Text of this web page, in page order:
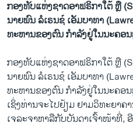
ພາສາຕ່າງໆ
ກອງທັບ​ແຫ່ງຊາດອາຟຣິກາໃຕ້ ຫຼື
ນາຍພົນ ລໍເຣນຊ໌ ເອັມບາທາ
ທະຫານຂອງຕົນ ກຳລັງຢູ່ໃນນະຄອ
ກອງທັບ​ແຫ່ງຊາດອາຟຣິກາໃຕ້ ຫຼື
ນາຍພົນ ລໍເຣນຊ໌ ເອັມບາທາ
ທະຫານຂອງຕົນ ກຳລັງຢູ່ໃນນະຄອ
ເຊິ່ງທ່ານຈະໄປຢ້ຽມ ຢາມວິທະຍາ
ເຈລະຈາຫາລືກັບບັນດາເຈົ້າໜ້າທີ່,